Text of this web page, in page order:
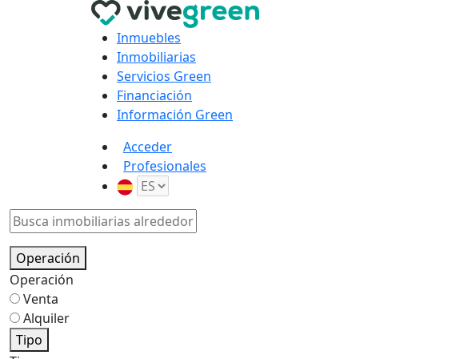
Inmuebles
Inmobiliarias
Servicios Green
Financiación
Información Green
Acceder
Profesionales
Operación
Operación
Venta
Alquiler
Tipo